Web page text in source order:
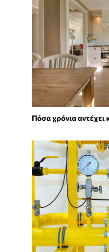
Πόσα χρόνια αντέχει